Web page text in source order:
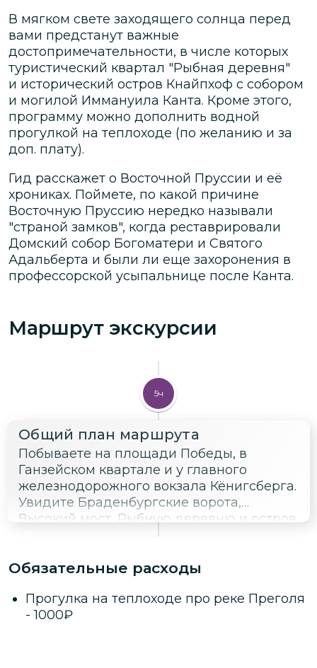
В мягком свете заходящего солнца перед
вами предстанут важные
достопримечательности, в числе которых
туристический квартал "Рыбная деревня"
и исторический остров Кнайпхоф с собором
и могилой Иммануила Канта. Кроме этого,
программу можно дополнить водной
прогулкой на теплоходе (по желанию и за
доп. плату).
Гид расскажет о Восточной Пруссии и её
хрониках. Поймете, по какой причине
Восточную Пруссию нередко называли
"страной замков", когда реставрировали
Домский собор Богоматери и Святого
Адальберта и были ли еще захоронения в
профессорской усыпальнице после Канта.
Маршрут экскурсии
5ч
Общий план маршрута
Побываете на площади Победы, в
Ганзейском квартале и у главного
железнодорожного вокзала Кёнигсберга.
Увидите Браденбургские ворота,
Высокий мост, Рыбную деревню и остров
Иммануила Канта (бывший Кнайпхоф). По
отправитесь на часовую водную
и обязательно расскажет о мостах,
набережных и всех важных локациях,
Обязательные расходы
Прогулка на теплоходе про реке Преголя
-1000₽